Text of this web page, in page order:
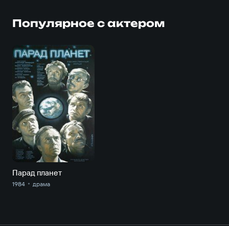
Популярное с актером
Парад планет
1984 драма